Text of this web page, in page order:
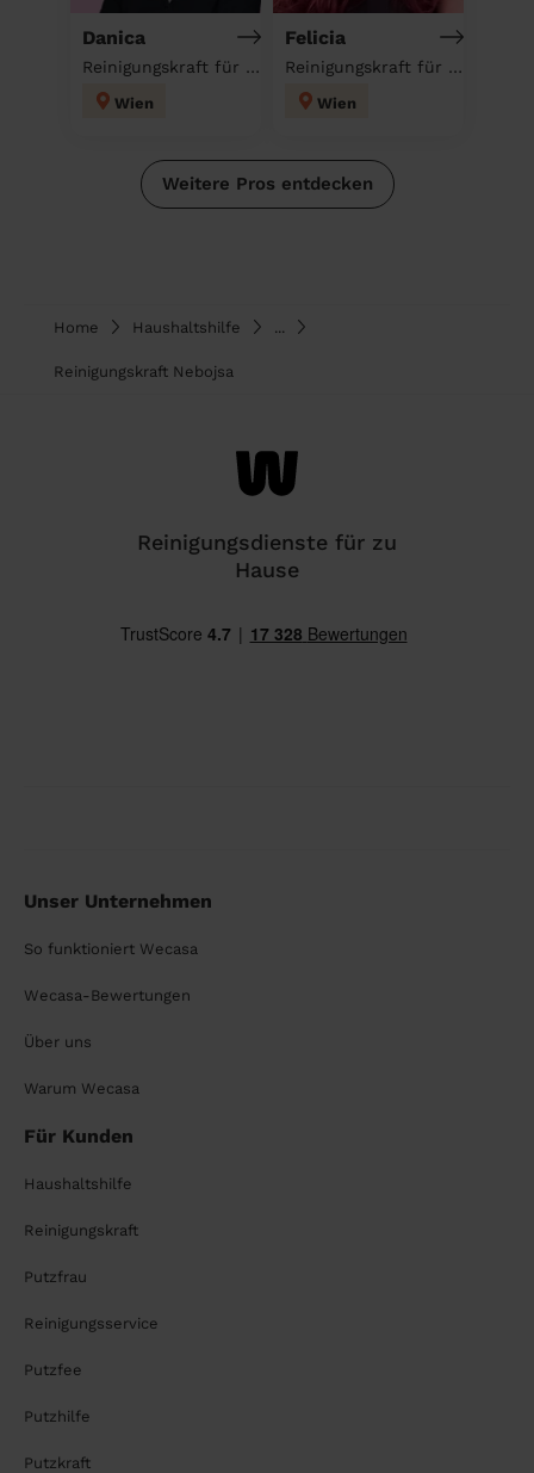
Danica
Reinigungskraft für deinen Haushalt
Wien
Felicia
Reinigungskraft für deinen Haushalt
Wien
Weitere Pros entdecken
Home Haushaltshilfe
Reinigungskraft Nebojsa
Reinigungsdienste für zu
Hause
Unser Unternehmen
So funktioniert Wecasa
Wecasa-Bewertungen
Über uns
Warum Wecasa
Für Kunden
Haushaltshilfe
Reinigungskraft
Putzfrau
Reinigungsservice
Putzfee
Putzhilfe
Putzkraft